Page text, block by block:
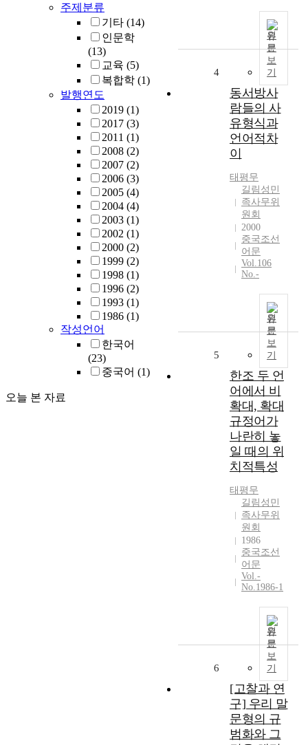
주제분류
기타 (14)
인문학
(13)
교육 (5)
복합학 (1)
발행연도
2019 (1)
2017 (3)
2011 (1)
2008 (2)
2007 (2)
2006 (3)
2005 (4)
2004 (4)
2003 (1)
2002 (1)
2000 (2)
1999 (2)
1998 (1)
1996 (2)
1993 (1)
1986 (1)
작성언어
한국어
(23)
중국어 (1)
오늘 본 자료
원
문
보
기
4
동서방사
람들의 사
유형식과
언어적차
이
태평무
길림성민
족사무위
원회
2000
중국조선
어문
Vol.106
No.-
원
문
보
기
5
한조 두 언
어에서 비
확대, 확대
규정어가
나란히 놓
일 때의 위
치적특성
태평무
길림성민
족사무위
원회
1986
중국조선
어문
Vol.-
No.1986-1
원
문
보
기
6
[고찰과 연
구] 우리 말
문형의 규
범화와 그